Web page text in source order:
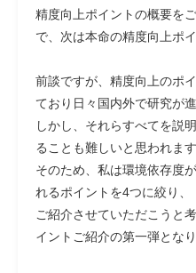
精度向上ポイントの概要を
で、次は本命の精度向上ポ
前談ですが、精度向上のポ
ており日々国内外で研究が
しかし、それらすべてを説
ることも難しいと思われます
そのため、私は環境依存度
れるポイントを4つに絞り、
ご紹介させていただこうと
イントご紹介の第一弾となり